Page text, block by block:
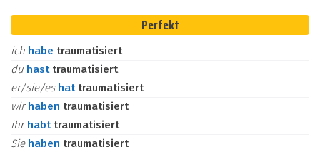
Perfekt
ich habe traumatisiert
du hast traumatisiert
er/sie/es hat traumatisiert
wirhaben traumatisiert
ihrhabt traumatisiert
Sie haben traumatisiert